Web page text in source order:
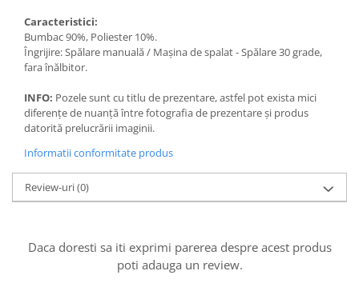
Caracteristici:
Bumbac 90%, Poliester 10%.
Îngrijire: Spălare manuală / Mașina de spalat - Spălare 30 grade,
fara înălbitor.
INFO: Pozele sunt cu titlu de prezentare, astfel pot exista mici
diferențe de nuanță între fotografia de prezentare și produs
datorită prelucrării imaginii.
Informatii conformitate produs
Review-uri(0)
Daca doresti sa iti exprimi parerea despre acest produs
poti adauga un review.